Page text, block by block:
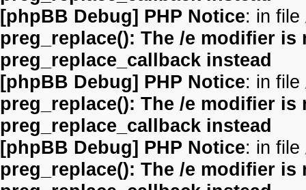
[phpBB Debug] PHP Notice: in file
preg_replace(): The /e modifier
preg_replace_callback instead
[phpBB Debug] PHP Notice: in file
preg_replace(): The /e modifier
preg_replace_callback instead
[phpBB Debug] PHP Notice: in file
preg_replace(): The /e modifier